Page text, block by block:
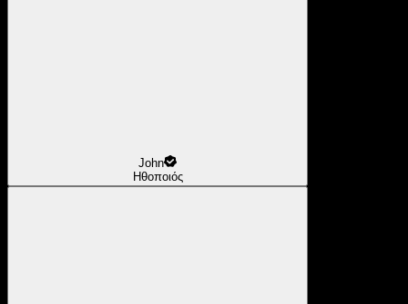
John
Ηθοποιός